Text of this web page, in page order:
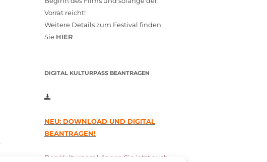
Vorrat reicht!
Weitere Details zum Festival finden
Sie HIER
DIGITAL KULTURPASS BEANTRAGEN
NEU: DOWNLOAD UND DIGITAL
BEANTRAGEN!
Den Kulturpass können Sie jetzt auch